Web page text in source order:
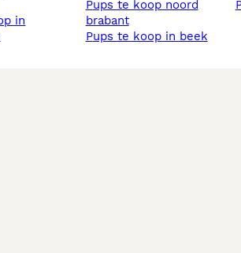
pups te koop noord
brabant
pups te koop in beek